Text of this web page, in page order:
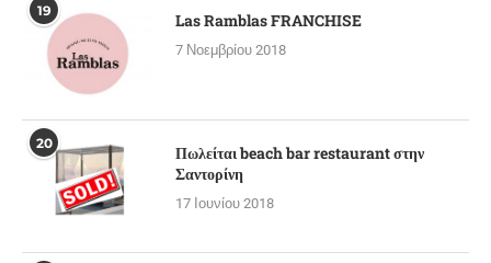
19 Las Ramblas FRANCHISE
7 Νοεμβρίου 2018
20
Πωλείται beach bar restaurant στην
Σαντορίνη
17 Ιουνίου 2018